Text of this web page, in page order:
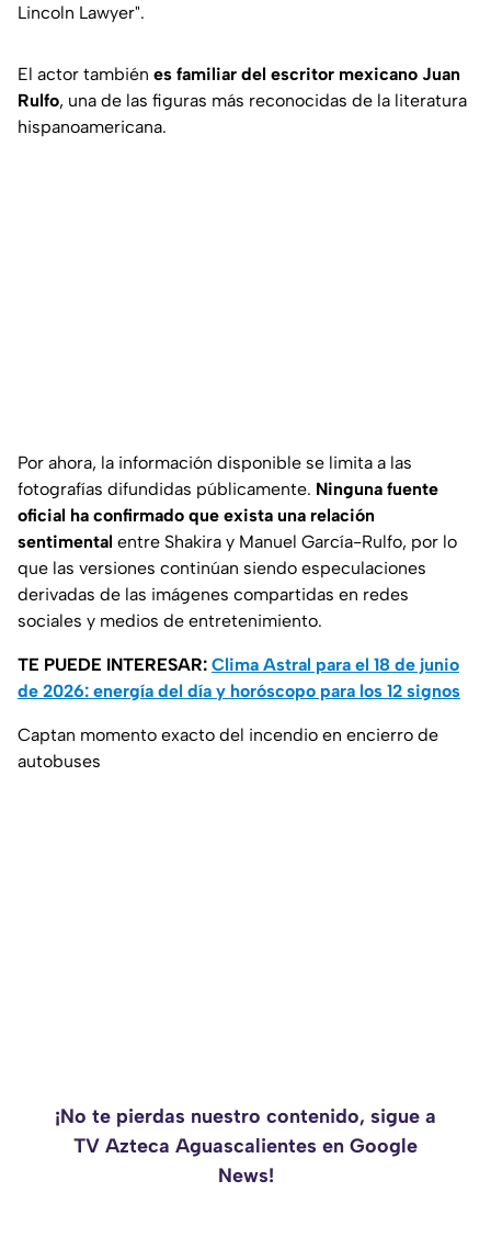
Lincoln Lawyer".
El actor también es familiar del escritor mexicano Juan
Rulfo, una de las figuras más reconocidas de la literatura
hispanoamericana.
Por ahora, la información disponible se limita a las
fotografías difundidas públicamente. Ninguna fuente
oficial ha confirmado que exista una relación
sentimental entre Shakira y Manuel García-Rulfo, por lo
que las versiones continúan siendo especulaciones
derivadas de las imágenes compartidas en redes
sociales y medios de entretenimiento.
TE PUEDE INTERESAR: Clima Astral para el 18 de junio
de 2026: energía del día y horóscopo para los 12 signos
Captan momento exacto del incendio en encierro de
autobuses
¡No te pierdas nuestro contenido, sigue a
TV Azteca Aguascalientes en Google
News!